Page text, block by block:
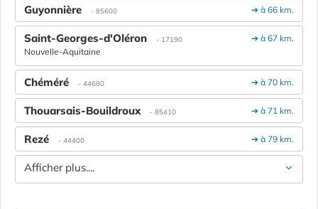
➔ à 66 km.
Guyonnière - 85600
➔ à 67 km.
Saint-Georges-d'Oléron - 17190
Nouvelle-Aquitaine
➔ à 70 km.
Chéméré - 44680
➔ à 71 km.
Thouarsais-Bouildroux - 85410
➔ à 79 km.
Rezé - 44400
Afficher plus....